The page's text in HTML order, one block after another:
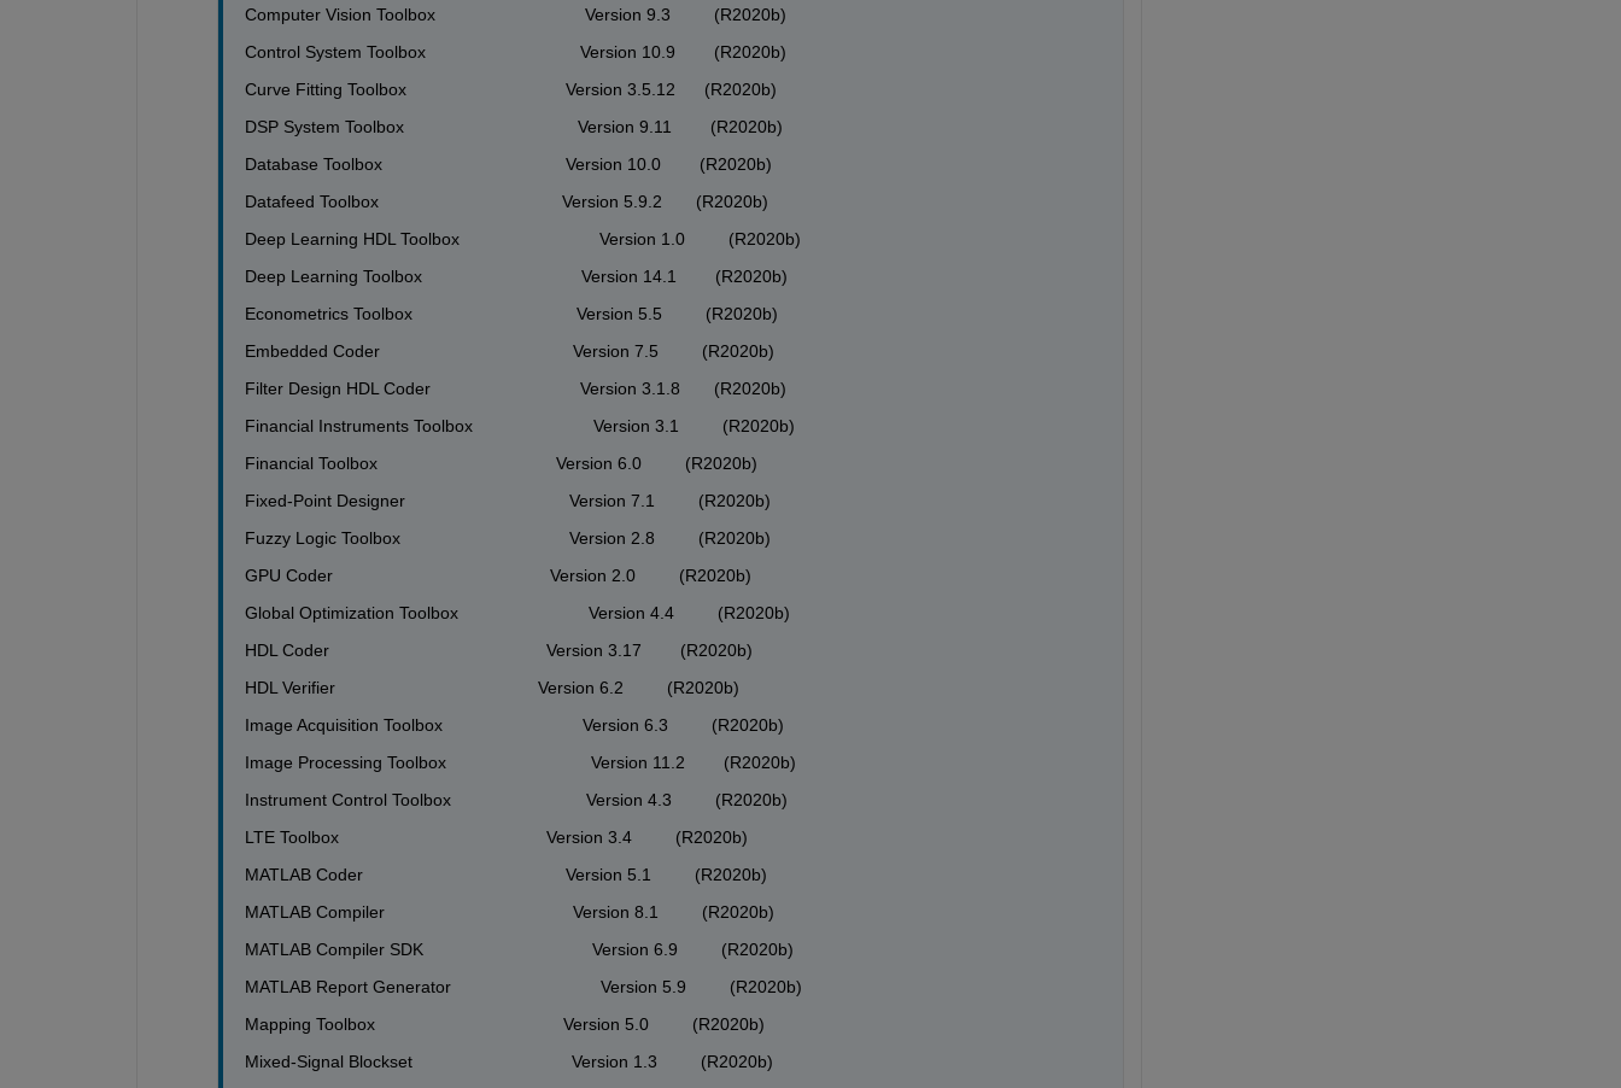
Computer Vision Toolbox                               Version 9.3         (R2020b)
Control System Toolbox                                Version 10.9        (R2020b)
Curve Fitting Toolbox                                 Version 3.5.12      (R2020b)
DSP System Toolbox                                    Version 9.11        (R2020b)
Database Toolbox                                      Version 10.0        (R2020b)
Datafeed Toolbox                                      Version 5.9.2       (R2020b)
Deep Learning HDL Toolbox                             Version 1.0         (R2020b)
Deep Learning Toolbox                                 Version 14.1        (R2020b)
Econometrics Toolbox                                  Version 5.5         (R2020b)
Embedded Coder                                        Version 7.5         (R2020b)
Filter Design HDL Coder                               Version 3.1.8       (R2020b)
Financial Instruments Toolbox                         Version 3.1         (R2020b)
Financial Toolbox                                     Version 6.0         (R2020b)
Fixed-Point Designer                                  Version 7.1         (R2020b)
Fuzzy Logic Toolbox                                   Version 2.8         (R2020b)
GPU Coder                                             Version 2.0         (R2020b)
Global Optimization Toolbox                           Version 4.4         (R2020b)
HDL Coder                                             Version 3.17        (R2020b)
HDL Verifier                                          Version 6.2         (R2020b)
Image Acquisition Toolbox                             Version 6.3         (R2020b)
Image Processing Toolbox                              Version 11.2        (R2020b)
Instrument Control Toolbox                            Version 4.3         (R2020b)
LTE Toolbox                                           Version 3.4         (R2020b)
MATLAB Coder                                          Version 5.1         (R2020b)
MATLAB Compiler                                       Version 8.1         (R2020b)
MATLAB Compiler SDK                                   Version 6.9         (R2020b)
MATLAB Report Generator                               Version 5.9         (R2020b)
Mapping Toolbox                                       Version 5.0         (R2020b)
Mixed-Signal Blockset                                 Version 1.3         (R2020b)